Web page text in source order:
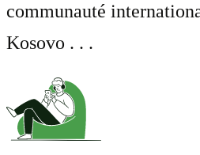
communauté
Kosovo . . .